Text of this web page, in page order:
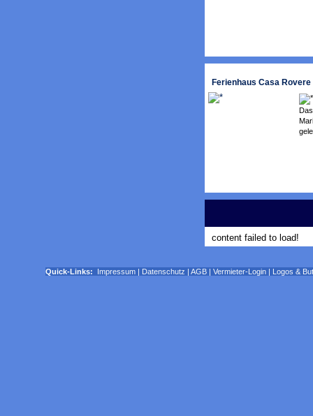
Ferienhaus Casa Rovere
content failed to load!
Quick-Links: Impressum | Datenschutz | AGB | Vermieter-Login | Logos &